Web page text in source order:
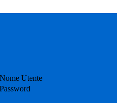
Nome Utente
Password